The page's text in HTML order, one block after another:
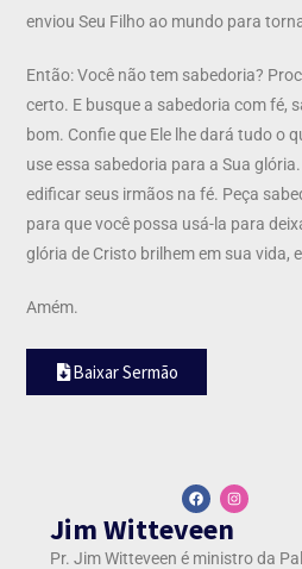
enviou Seu Filho ao mundo para
Então: Você não tem sabedoria?
certo. E busque a sabedoria com fé,
bom. Confie que Ele lhe dará tudo o
use essa sabedoria para a Sua
edificar seus irmãos na fé. Peça
para que você possa usá-la para
glória de Cristo brilhem em sua vida,
Amém.
Baixar Sermão
Jim Witteveen
Pr. Jim Witteveen é ministro da